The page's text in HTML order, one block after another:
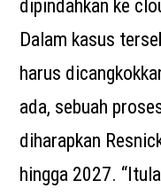
dipindahkan ke
Dalam kasus
harus
ada, sebuah
diharapkan
hingga 2027.